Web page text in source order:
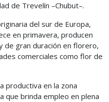
de Trevelín –Chubut–.
del sur de Europa,
en primavera, producen
de gran duración en florero,
comerciales como flor de
productiva en la zona
que brinda empleo en plena